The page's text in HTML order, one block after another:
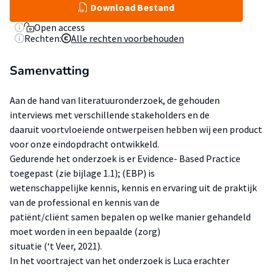
Download Bestand
Open access
Rechten:
Alle rechten voorbehouden
Samenvatting
Aan de hand van literatuuronderzoek, de gehouden
interviews met verschillende stakeholders en de
daaruit voortvloeiende ontwerpeisen hebben wij een product
voor onze eindopdracht ontwikkeld.
Gedurende het onderzoek is er Evidence- Based Practice
toegepast (zie bijlage 1.1); (EBP) is
wetenschappelijke kennis, kennis en ervaring uit de praktijk
van de professional en kennis van de
patiënt/cliënt samen bepalen op welke manier gehandeld
moet worden in een bepaalde (zorg)
situatie (‘t Veer, 2021).
In het voortraject van het onderzoek is Luca erachter